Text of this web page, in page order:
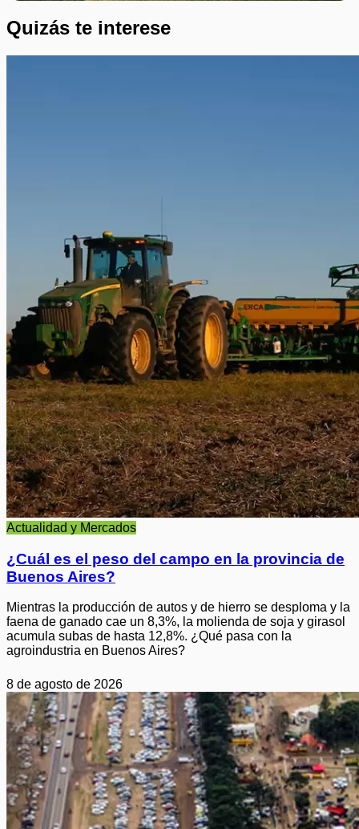
Quizás te interese
Actualidad y Mercados
¿Cuál es el peso del campo en la provincia de
Buenos Aires?
Mientras la producción de autos y de hierro se desploma y la
faena de ganado cae un 8,3%, la molienda de soja y girasol
acumula subas de hasta 12,8%. ¿Qué pasa con la
agroindustria en Buenos Aires?
8 de agosto de 2026